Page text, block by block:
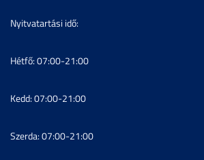
Nyitvatartási idő:
Hétfő: 07:00-21:00
Kedd: 07:00-21:00
Szerda: 07:00-21:00